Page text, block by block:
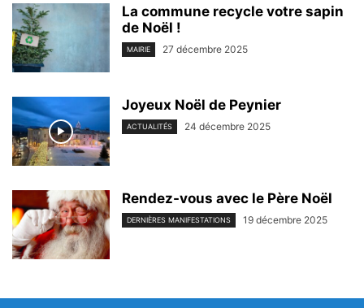
La commune recycle votre sapin
de Noël !
MAIRIE 27 décembre 2025
Joyeux Noël de Peynier
ACTUALITÉS 24 décembre 2025
Rendez-vous avec le Père Noël
DERNIÈRES MANIFESTATIONS 19 décembre 2025